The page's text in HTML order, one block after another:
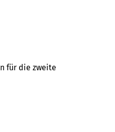
für die zweite